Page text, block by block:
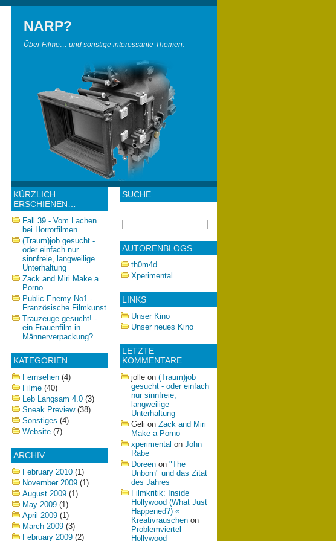
NARP?
Über Filme… und sonstige interessante Themen.
KÜRZLICH
ERSCHIENEN…
Fall 39 - Vom Lachen
bei Horrorfilmen
(Traum)job gesucht -
oder einfach nur
sinnfreie, langweilige
Unterhaltung
Zack and Miri Make a
Porno
Public Enemy No1 -
Französische Filmkunst
Trauzeuge gesucht! -
ein Frauenfilm in
Männerverpackung?
KATEGORIEN
Fernsehen(4)
Filme(40)
Leb Langsam 4.0(3)
Sneak Preview(38)
Sonstiges (4)
Website(7)
ARCHIV
February 2010(1)
November 2009(1)
August 2009(1)
May 2009(1)
April 2009(1)
March 2009(3)
February 2009(2)
SUCHE
AUTORENBLOGS
th0m4d
Xperimental
LINKS
Unser Kino
Unser neues Kino
LETZTE
KOMMENTARE
jolleon (Traum)job
gesucht - oder einfach
nur sinnfreie,
langweilige
Unterhaltung
Geli on Zack and Miri
Make a Porno
xperimental on John
Rabe
Doreenon "The
Unborn" und das Zitat
des Jahres
Filmkritik: Inside
Hollywood (What Just
Happened?) «
Kreativrauschenon
Problemviertel
Hollywood